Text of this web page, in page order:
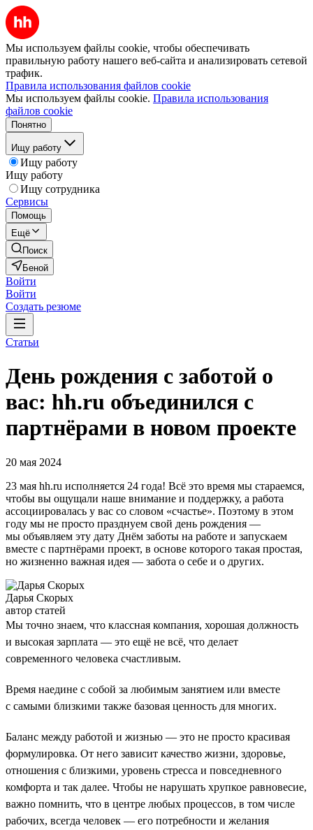
Мы используем файлы cookie, чтобы обеспечивать
правильную работу нашего веб-сайта и анализировать сетевой
трафик.
Правила использования файлов cookie
Мы используем файлы cookie. Правила использования
файлов cookie
Понятно
Ищу работу
Ищу работу
Ищу работу
Ищу сотрудника
Сервисы
Помощь
Ещё
Поиск
Беной
Войти
Войти
Создать резюме
Статьи
День рождения с заботой о
вас: hh.ru объединился с
партнёрами в новом проекте
20 мая 2024
23 мая hh.ru исполняется 24 года! Всё это время мы стараемся,
чтобы вы ощущали наше внимание и поддержку, а работа
ассоциировалась у вас со словом «счастье». Поэтому в этом
году мы не просто празднуем свой день рождения —
мы объявляем эту дату Днём заботы на работе и запускаем
вместе с партнёрами проект, в основе которого такая простая,
но жизненно важная идея — забота о себе и о других.
Дарья Скорых
автор статей
Мы точно знаем, что классная компания, хорошая должность
и высокая зарплата — это ещё не всё, что делает
современного человека счастливым.
Время наедине с собой за любимым занятием или вместе
с самыми близкими также базовая ценность для многих.
Баланс между работой и жизнью — это не просто красивая
формулировка. От него зависит качество жизни, здоровье,
отношения с близкими, уровень стресса и повседневного
комфорта и так далее. Чтобы не нарушать хрупкое равновесие,
важно помнить, что в центре любых процессов, в том числе
рабочих, всегда человек — его потребности и желания